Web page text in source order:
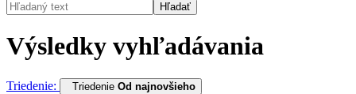
Hľadať
Výsledky vyhľadávania
Triedenie: Triedenie Od najnovšieho